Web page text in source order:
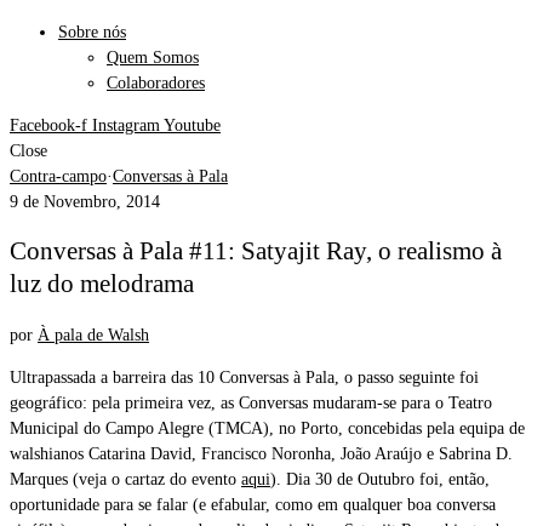
Sobre nós
Quem Somos
Colaboradores
Facebook-f Instagram Youtube
Close
Contra-campo·Conversas à Pala
9 de Novembro, 2014
Conversas à Pala #11: Satyajit Ray, o realismo à
luz do melodrama
por À pala de Walsh
Ultrapassada a barreira das 10 Conversas à Pala, o passo seguinte foi
geográfico: pela primeira vez, as Conversas mudaram-se para o Teatro
Municipal do Campo Alegre (TMCA), no Porto, concebidas pela equipa de
walshianos Catarina David, Francisco Noronha, João Araújo e Sabrina D.
Marques (veja o cartaz do evento aqui). Dia 30 de Outubro foi, então,
oportunidade para se falar (e efabular, como em qualquer boa conversa